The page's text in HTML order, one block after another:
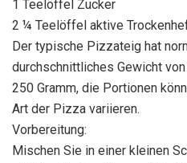
1 Teelöffel Zucker
2 ¼ Teelöffel aktive
Der typische Pizzateig hat
durchschnittliches Gewicht
250 Gramm, die Portionen
Art der Pizza variieren.
Vorbereitung:
Mischen Sie in einer kleinen